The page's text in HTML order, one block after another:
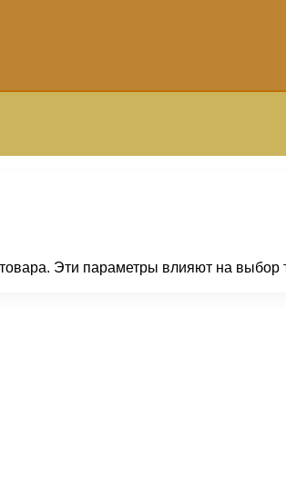
Эти параметры влияют на выбор